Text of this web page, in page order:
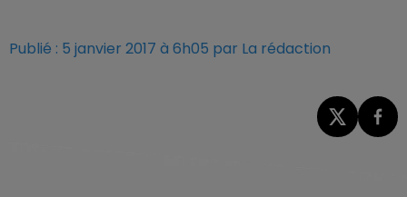
Publié : 5 janvier 2017 à 6h05 par La rédaction